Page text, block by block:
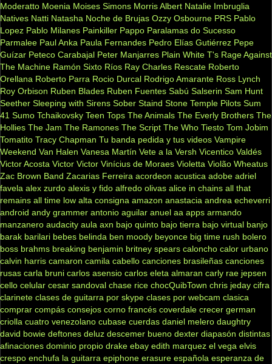
Moderatto Moenia Moises Simons Morris Albert Natalie Imbruglia
Natives Natti Natasha Noche de Brujas Ozzy Osbourne PRS Pablo
Lopez Pablo Milanes Painkiller Pappo Paralamas do Sucesso
Parmalee Paul Anka Paula Fernandes Pedro Elías Gutiérrez Pepe
Guízar Peteco Carabajal Peter Manjarres Plain White T's Rage Against
The Machine Ramón Sixto Ríos Ray Charles Rescate Roberto
Orellana Roberto Parra Rocio Durcal Rodrigo Amarante Ross Lynch
Roy Orbison Ruben Blades Ruben Fuentes Sabú Salserin Sam Hunt
Seether Sleeping with Sirens Sober Staind Stone Temple Pilots Sum
41 Sumo Tchaikovsky Teen Tops The Animals The Everly Brothers The
Hollies The Jam The Ramones The Script The Who Tiesto Tom Jobim
Tomatito Tracy Chapman Tu banda pedida y tus videos Vampire
Weekend Van Halen Vanesa Martín Vete a la Versh Vicentico Valdés
Victor Acosta Victor Victor Vinícius de Moraes Violetta Violão Wheatus
Zac Brown Band Zacarias Ferreira acordeon acustica adobe adriel
favela alex zurdo alexis y fido alfredo olivas alice in chains all that
remains all time low alta consigna amazon anastacia andrea echeverri
android andy grammer antonio aguilar anuel aa apps armando
manzanero audacity aula axn bajo quinto bajo tierra bajo virtual banjo
barak barilari bebes belinda ben moody beyonce big time rush bolero
boss brahms breaking benjamin britney spears caloncho calor urbano
calvin harris camaron camila cabello canciones brasileñas canciones
rusas carla bruni carlos asensio carlos eleta almaran carly rae jepsen
cello celular cesar sandoval chase rice chocQuibTown chris jeday cifra
clarinete clases de guitarra por skype clases por webcam clasica
comprar compás consejos corno francés coverdale crecer german
criolla cuatro venezolano cubase cuerdas daniel melero daughtry
david bowie deftones deluz descemer bueno dexter diapasón distintas
afinaciones dominio propio drake ebay edith marquez el vega elvis
crespo enchufa la guitarra epiphone erasure española esperanza de